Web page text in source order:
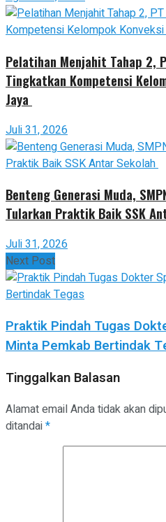
Pelatihan Menjahit Tahap 2,
Tingkatkan Kompetensi
Jaya
Juli 31, 2026
Benteng Generasi Muda,
Tularkan Praktik Baik SSK
Juli 31, 2026
Next Post
Praktik Pindah Tugas
Minta Pemkab Bertindak
Tinggalkan Balasan
Alamat email Anda tidak akan
ditandai*